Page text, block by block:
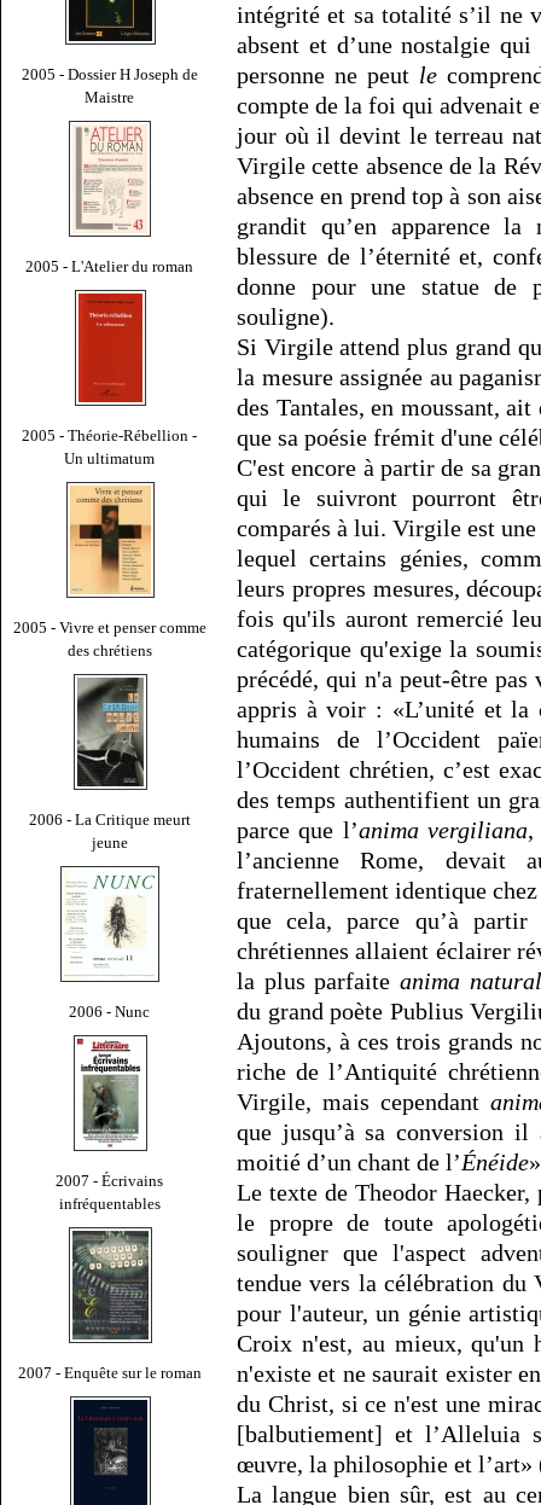
2005 - Dossier H Joseph de
Maistre
2005 - L'Atelier du roman
2005 - Théorie-Rébellion -
Un ultimatum
2005 - Vivre et penser comme
des chrétiens
2006 - La Critique meurt
jeune
2006 - Nunc
2007 - Écrivains
infréquentables
2007 - Enquête sur le roman
intégrité et sa totalité s’il ne
absent et d’une nostalgie
personne ne peut le
compte de la foi qui advenait
jour où il devint le terreau
Virgile cette absence de la
absence en prend top à son
grandit qu’en apparence
blessure de l’éternité et,
donne pour une statue de
souligne).
Si Virgile attend plus grand
la mesure assignée au
des Tantales, en moussant,
que sa poésie frémit d'une
C'est encore à partir de sa
qui le suivront pourront
comparés à lui. Virgile est
lequel certains génies,
leurs propres mesures,
fois qu'ils auront remercié
catégorique qu'exige la
précédé, qui n'a peut-être
appris à voir : «L’unité et la
humains de l’Occident
l’Occident chrétien, c’est
des temps authentifient un
parce que l’anima vergiliana,
l’ancienne Rome, devait
fraternellement identique
que cela, parce qu’à
chrétiennes allaient éclairer
la plus parfaite anima
du grand poète Publius
Ajoutons, à ces trois grands
riche de l’Antiquité
Virgile, mais cependant
que jusqu’à sa conversion
moitié d’un chant de l’Énéide
Le texte de Theodor
le propre de toute
souligner que l'aspect
tendue vers la célébration du
pour l'auteur, un génie
Croix n'est, au mieux, qu'un
n'existe et ne saurait exister
du Christ, si ce n'est une
[balbutiement] et l’Alleluia
œuvre, la philosophie et l’art»
La langue bien sûr, est au